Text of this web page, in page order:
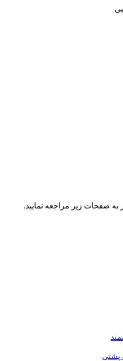
صفحات زیر مراجعه نمایید.
پشتی